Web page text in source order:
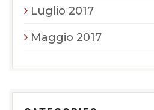
Luglio 2017
Maggio 2017